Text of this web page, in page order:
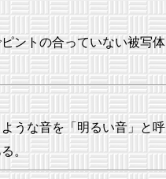
ントの合っていない被写体
うな音を「明るい音」と呼
。